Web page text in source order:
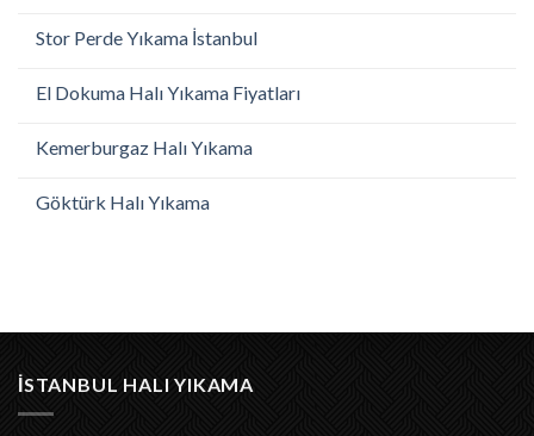
Stor Perde Yıkama İstanbul
El Dokuma Halı Yıkama Fiyatları
Kemerburgaz Halı Yıkama
Göktürk Halı Yıkama
İSTANBUL HALI YIKAMA